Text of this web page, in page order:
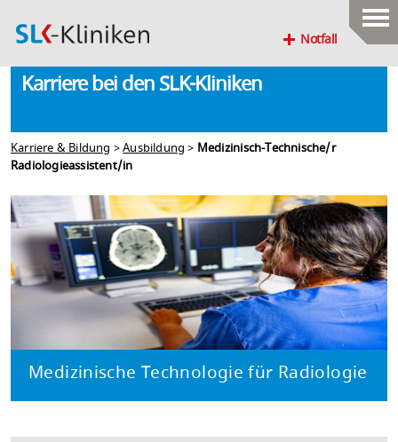
Notfall
Karriere bei den SLK-Kliniken
Karriere & Bildung >Ausbildung > Medizinisch-Technische/r
Radiologieassistent/in
Medizinische Technologie für Radiologie